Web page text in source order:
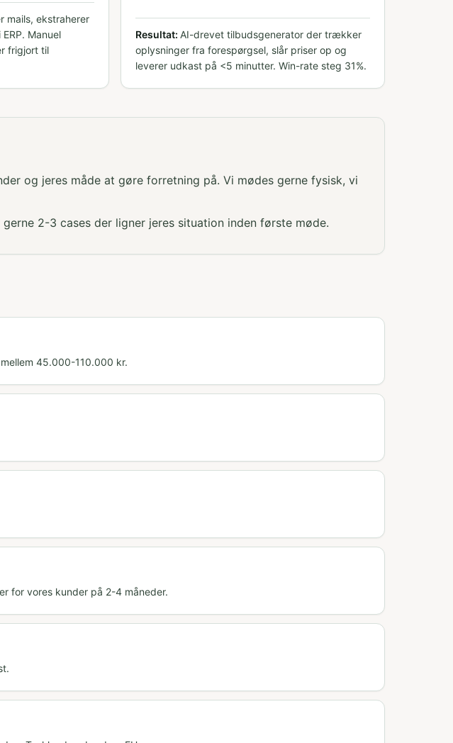
mails, ekstraherer
Manuel
frigjort til
Resultat: AI-drevet tilbudsgenerator der trækker
oplysninger fra forespørgsel, slår priser op og
leverer udkast på <5 minutter. Win-rate steg 31%.
og jeres måde at gøre forretning på. Vi mødes gerne fysisk, vi
2-3 cases der ligner jeres situation inden første møde.
45.000-110.000 kr.
for vores kunder på 2-4 måneder.